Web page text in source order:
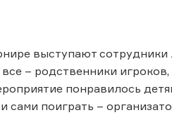
выступают
– родственники
понравилось
сами поиграть –